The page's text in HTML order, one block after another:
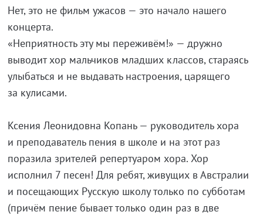
Нет, это не фильм ужасов — это начало нашего
концерта.
«Неприятность эту мы переживём!» — дружно
выводит хор мальчиков младших классов, стараясь
улыбаться и не выдавать настроения, царящего
за кулисами.
Ксения Леонидовна Копань — руководитель хора
и преподаватель пения в школе и на этот раз
поразила зрителей репертуаром хора. Хор
исполнил 7 песен! Для ребят, живущих в Австралии
и посещающих Русскую школу только по субботам
(причём пение бывает только один раз в две